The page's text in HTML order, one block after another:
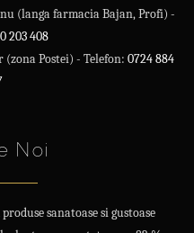
(langa farmacia Bajan, Profi) -
203 408
(zona Postei) - Telefon: 0724 884
Noi
sanatoase si gustoase